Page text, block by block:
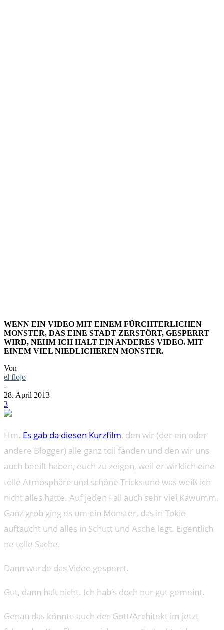
WENN EIN VIDEO MIT EINEM FÜRCHTERLICHEN
MONSTER, DAS EINE STADT ZERSTÖRT, GESPERRT
WIRD, NEHM ICH HALT EIN ANDERES VIDEO. MIT
EINEM VIEL NIEDLICHEREN MONSTER.
Von
el flojo
-
28. April 2013
3
Hm. Es gab da diesen Kurzfilm, den wir (der ein oder
andere Blogger) alle ganz toll fanden und den wir uns
auch beeilt haben, euch zu zeigen, weil er wirklich eine
tolle Atmosphäre und schöne Tricks und was weiß ich
nicht alles hatte. Auf jeden Fall auch sehr viel Kawumm.
Ganz grob ging es um ein Monster, das in Tokio
auftaucht und alles in Schutt und Asche legt. Eigentlich
ne tolle Sache.
Dann wurde das Video gesperrt.
Gut, dann halt nicht. Ich hab’s doch nur gut gemeint.
Genau das könnte auch der Gott/Architekt im jetzt